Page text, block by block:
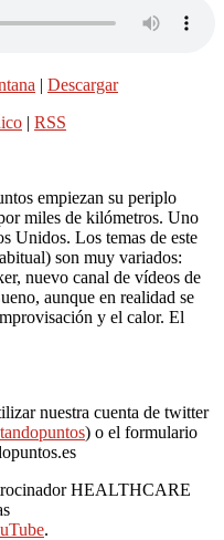
| Descargar
| RSS
empiezan su periplo
miles de kilómetros. Uno
Unidos. Los temas de este
son muy variados:
nuevo canal de vídeos de
aunque en realidad se
y el calor. El
nuestra cuenta de twitter
) o el formulario
HEALTHCARE
.